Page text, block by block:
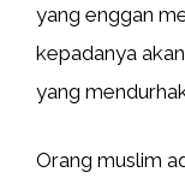
yang enggan
kepadanya
yang
Orang muslim